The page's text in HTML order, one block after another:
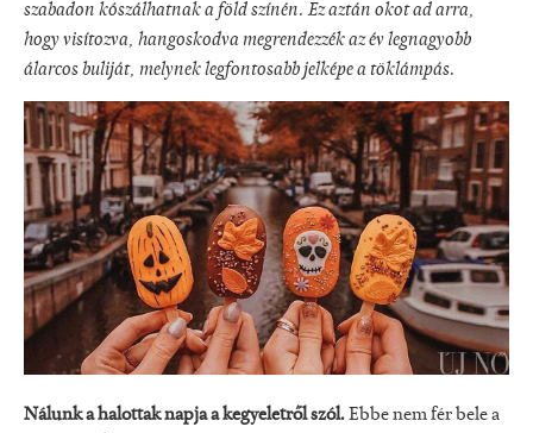
szabadon kószálhatnak a föld színén. Ez aztán okot ad arra,
hogy visítozva, hangoskodva megrendezzék az év legnagyobb
álarcos buliját, melynek legfontosabb jelképe a töklámpás.
Nálunk a halottak napja a kegyeletről szól.Ebbe nem fér bele a